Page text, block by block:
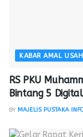
KABAR AMAL
RS PKU
Bintang 5
BY MAJELIS PUSTAKA